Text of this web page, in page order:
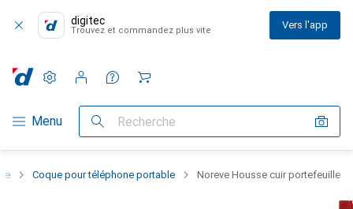
digitec
Trouvez et commandez plus vite Vers l'app
Navigation par catégorie
Menu Recherche
Paramètres
Compte client
Listes de comparaison
Listes d'envies
Panier
Coque pour téléphone portable Noreve Housse cuir portefeuille